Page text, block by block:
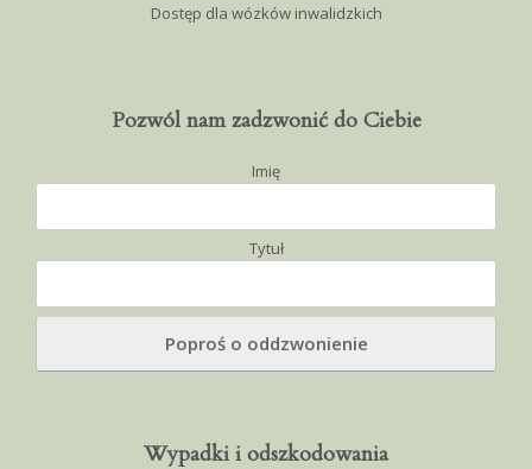
Dostęp dla wózków inwalidzkich
Pozwól nam zadzwonić do Ciebie
Imię
Tytuł
Wypadki i odszkodowania